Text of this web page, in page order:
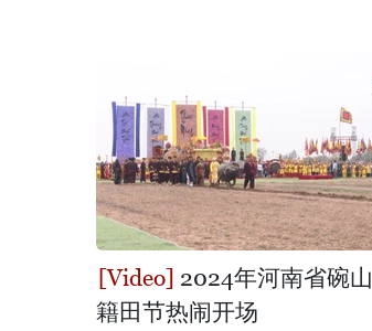
2024年河南省碗山
籍田节热闹开场